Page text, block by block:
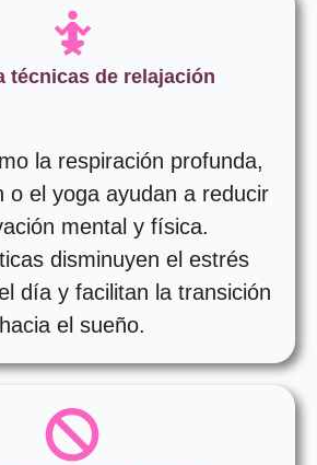
técnicas de relajación
la respiración profunda,
o el yoga ayudan a reducir
mental y física.
disminuyen el estrés
día y facilitan la transición
hacia el sueño.